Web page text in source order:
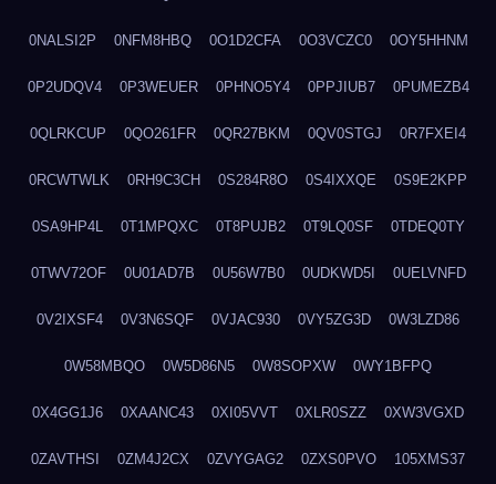
0NALSI2P 0NFM8HBQ 0O1D2CFA 0O3VCZC0 0OY5HHNM
0P2UDQV4 0P3WEUER 0PHNO5Y4 0PPJIUB7 0PUMEZB4
0QLRKCUP 0QO261FR 0QR27BKM 0QV0STGJ 0R7FXEI4
0RCWTWLK 0RH9C3CH 0S284R8O 0S4IXXQE 0S9E2KPP
0SA9HP4L 0T1MPQXC 0T8PUJB2 0T9LQ0SF 0TDEQ0TY
0TWV72OF 0U01AD7B 0U56W7B0 0UDKWD5I 0UELVNFD
0V2IXSF4 0V3N6SQF 0VJAC930 0VY5ZG3D 0W3LZD86
0W58MBQO 0W5D86N5 0W8SOPXW 0WY1BFPQ
0X4GG1J6 0XAANC43 0XI05VVT 0XLR0SZZ 0XW3VGXD
0ZAVTHSI 0ZM4J2CX 0ZVYGAG2 0ZXS0PVO 105XMS37